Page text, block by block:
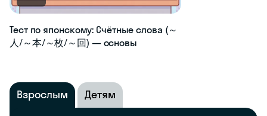
Тест по японскому: Счётные слова (～
人/～本/～枚/～回) — основы
Взрослым Детям